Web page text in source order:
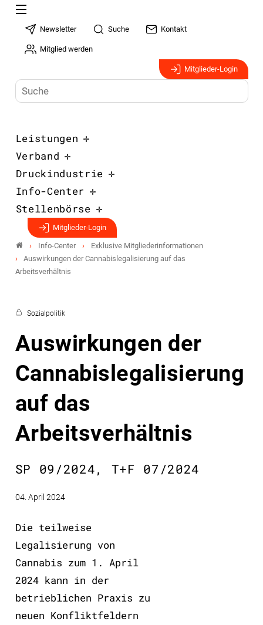
Newsletter Suche Kontakt
Mitglied werden
Mitglieder-Login
Leistungen
Verband
Druckindustrie
Info-Center
Stellenbörse
Mitglieder-Login
Info-Center
Exklusive Mitgliederinformationen
Auswirkungen der Cannabislegalisierung auf das
Arbeitsverhältnis
Sozialpolitik
Auswirkungen der
Cannabislegalisierung
auf das
Arbeitsverhältnis
SP 09/2024, T+F 07/2024
04. April 2024
Die teilweise
Legalisierung von
Cannabis zum 1. April
2024 kann in der
betrieblichen Praxis zu
neuen Konfliktfeldern